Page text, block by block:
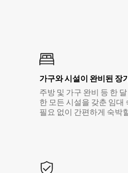
가구와 시설이 완비된 장
주방 및 가구 완비 등 한
한 모든 시설을 갖춘 임대
필요 없이 간편하게 숙박